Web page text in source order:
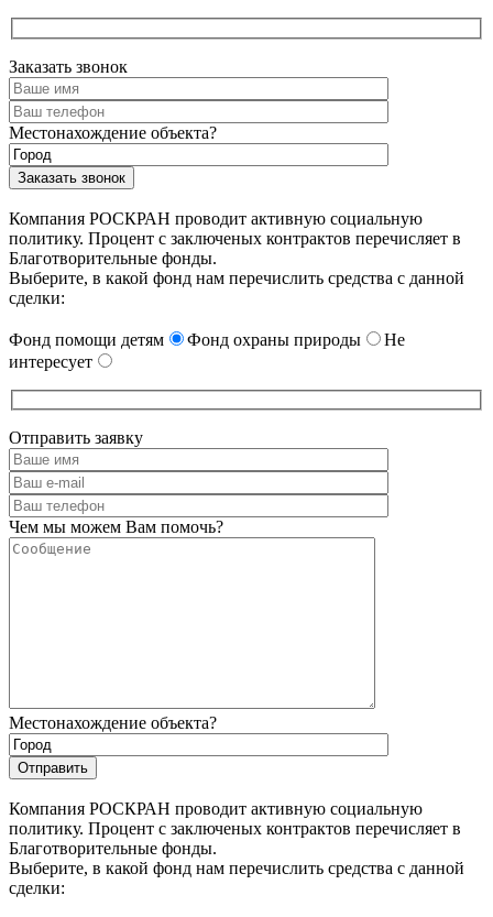
Заказать звонок
Местонахождение объекта?
Компания РОСКРАН проводит активную социальную
политику. Процент с заключеных контрактов перечисляет в
Благотворительные фонды.
Выберите, в какой фонд нам перечислить средства с данной
сделки:
Фонд помощи детям Фонд охраны природы
Не
интересует
Отправить заявку
Чем мы можем Вам помочь?
Местонахождение объекта?
Компания РОСКРАН проводит активную социальную
политику. Процент с заключеных контрактов перечисляет в
Благотворительные фонды.
Выберите, в какой фонд нам перечислить средства с данной
сделки: